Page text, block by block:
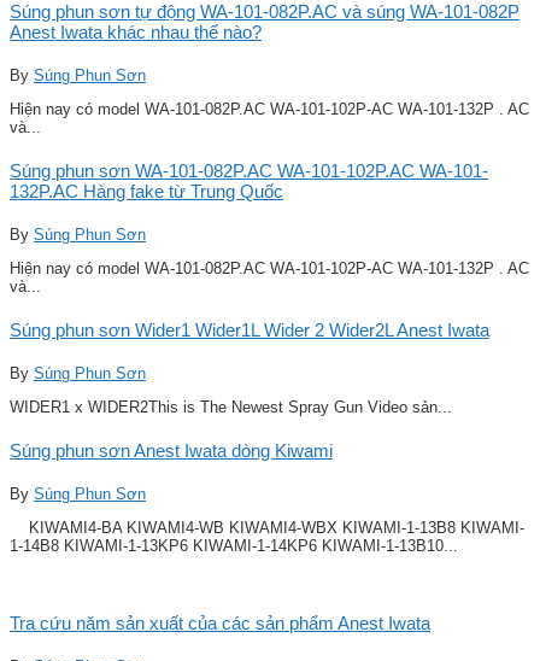
Súng phun sơn tự động WA-101-082P.AC và súng WA-101-082P
Anest Iwata khác nhau thế nào?
By Súng Phun Sơn
Hiện nay có model WA-101-082P.AC WA-101-102P-AC WA-101-132P . AC
và...
Súng phun sơn WA-101-082P.AC WA-101-102P.AC WA-101-
132P.AC Hàng fake từ Trung Quốc
By Súng Phun Sơn
Hiện nay có model WA-101-082P.AC WA-101-102P-AC WA-101-132P . AC
và...
Súng phun sơn Wider1 Wider1L Wider 2 Wider2L Anest Iwata
By Súng Phun Sơn
WIDER1 x WIDER2This is The Newest Spray Gun Video sản...
Súng phun sơn Anest Iwata dòng Kiwami
By Súng Phun Sơn
KIWAMI4-BA KIWAMI4-WB KIWAMI4-WBX KIWAMI-1-13B8 KIWAMI-
1-14B8 KIWAMI-1-13KP6 KIWAMI-1-14KP6 KIWAMI-1-13B10...
Tra cứu năm sản xuất của các sản phẩm Anest Iwata